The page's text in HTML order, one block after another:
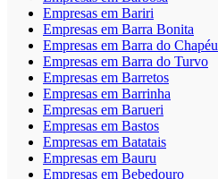
Empresas em Bariri
Empresas em Barra Bonita
Empresas em Barra do Chapéu
Empresas em Barra do Turvo
Empresas em Barretos
Empresas em Barrinha
Empresas em Barueri
Empresas em Bastos
Empresas em Batatais
Empresas em Bauru
Empresas em Bebedouro